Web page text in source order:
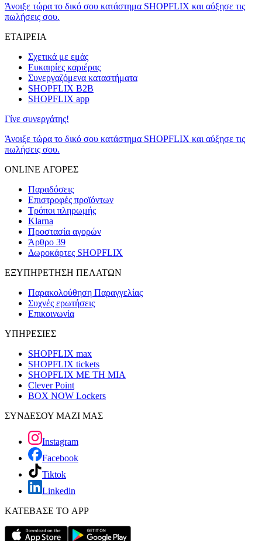
Άνοιξε τώρα το δικό σου κατάστημα SHOPFLIX και αύξησε τις
πωλήσεις σου.
ΕΤΑΙΡΕΙΑ
Σχετικά με εμάς
Ευκαιρίες καριέρας
Συνεργαζόμενα καταστήματα
SHOPFLIX B2B
SHOPFLIX app
Γίνε συνεργάτης!
Άνοιξε τώρα το δικό σου κατάστημα SHOPFLIX και αύξησε τις
πωλήσεις σου.
ONLINE ΑΓΟΡΕΣ
Παραδόσεις
Επιστροφές προϊόντων
Τρόποι πληρωμής
Klarna
Προστασία αγορών
Άρθρο 39
Δωροκάρτες SHOPFLIX
ΕΞΥΠΗΡΕΤΗΣΗ ΠΕΛΑΤΩΝ
Παρακολούθηση Παραγγελίας
Συχνές ερωτήσεις
Επικοινωνία
ΥΠΗΡΕΣΙΕΣ
SHOPFLIX max
SHOPFLIX tickets
SHOPFLIX ΜΕ ΤΗ ΜΙΑ
Clever Point
BOX NOW Lockers
ΣΥΝΔΕΣΟΥ ΜΑΖΙ ΜΑΣ
Instagram
Facebook
Tiktok
Linkedin
ΚΑΤΕΒΑΣΕ ΤΟ APP